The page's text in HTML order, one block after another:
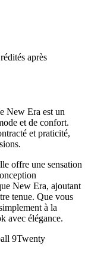
après
New Era est un
et de confort.
et praticité,
offre une sensation
New Era, ajoutant
tenue. Que vous
à la
avec élégance.
9Twenty